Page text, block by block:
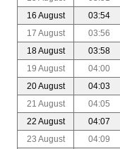
16 August
03:54
17 August
03:56
18 August
03:58
19 August
04:00
20 August
04:03
21 August
04:05
22 August
04:07
23 August
04:09